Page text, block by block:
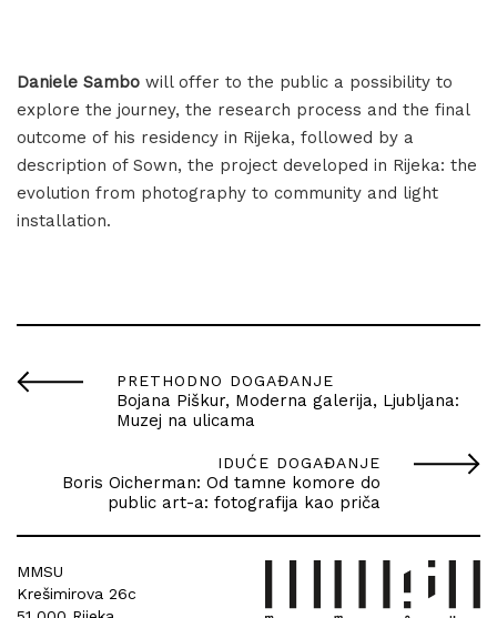
Daniele Sambo will offer to the public a possibility to
explore the journey, the research process and the final
outcome of his residency in Rijeka, followed by a
description of Sown, the project developed in Rijeka: the
evolution from photography to community and light
installation.
PRETHODNO DOGAĐANJE
Bojana Piškur, Moderna galerija, Ljubljana:
Muzej na ulicama
IDUĆE DOGAĐANJE
Boris Oicherman: Od tamne komore do
public art-a: fotografija kao priča
MMSU
Krešimirova 26c